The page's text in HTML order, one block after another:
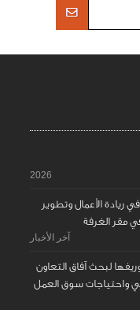
2026
ريادة الأعمال وتطوير
مقر الغرفة
آخر الأخبار
لبحث آفاق التعاون
واحتياجات سوق العمل